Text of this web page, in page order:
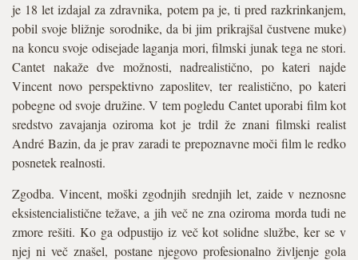
je 18 let izdajal za zdravnika, potem pa je, ti pred razkrinkanjem,
pobil svoje bližnje sorodnike, da bi jim prikrajšal čustvene muke)
na koncu svoje odisejade laganja mori, filmski junak tega ne stori.
Cantet nakaže dve možnosti, nadrealistično, po kateri najde
Vincent novo perspektivno zaposlitev, ter realistično, po kateri
pobegne od svoje družine. V tem pogledu Cantet uporabi film kot
sredstvo zavajanja oziroma kot je trdil že znani filmski realist
André Bazin, da je prav zaradi te prepoznavne moči film le redko
posnetek realnosti.
Zgodba. Vincent, moški zgodnjih srednjih let, zaide v neznosne
eksistencialistične težave, a jih več ne zna oziroma morda tudi ne
zmore rešiti. Ko ga odpustijo iz več kot solidne službe, ker se v
njej ni več znašel, postane njegovo profesionalno življenje gola